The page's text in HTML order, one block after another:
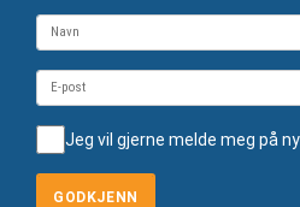
Jeg vil gjerne melde meg på
GODKJENN